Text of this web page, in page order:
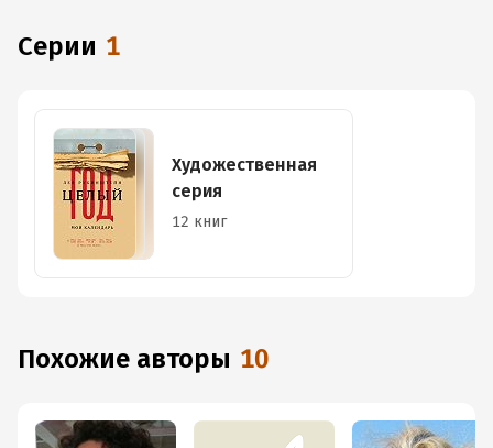
1950–1960
годы
Серии 1
Художественная
серия
12 книг
Похожие авторы 10